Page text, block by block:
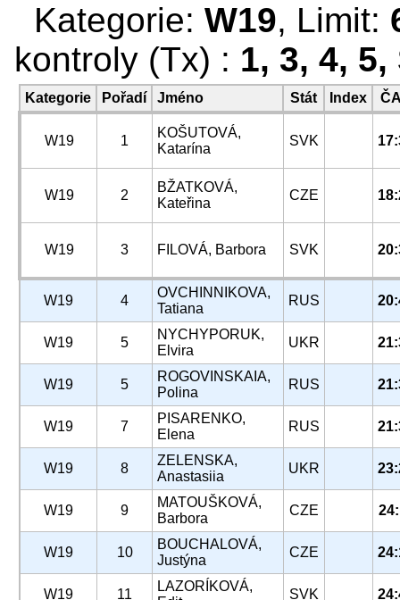
Kategorie: W19, Limit:
kontroly (Tx) : 1, 3, 4, 5,
Kategorie Pořadí Jméno Stát Index
W19 1
KOŠUTOVÁ,
Katarína
SVK
W19 2
BŽATKOVÁ,
Kateřina
CZE
W19 3 FILOVÁ, Barbora SVK
W19 4
OVCHINNIKOVA,
Tatiana
RUS
W19 5
NYCHYPORUK,
Elvira
UKR
W19 5
ROGOVINSKAIA,
Polina
RUS
W19 7
PISARENKO,
Elena
RUS
W19 8
ZELENSKA,
Anastasiia
UKR
W19 9
MATOUŠKOVÁ,
Barbora
CZE
W19 10
BOUCHALOVÁ,
Justýna
CZE
W19 11
LAZORÍKOVÁ,
SVK